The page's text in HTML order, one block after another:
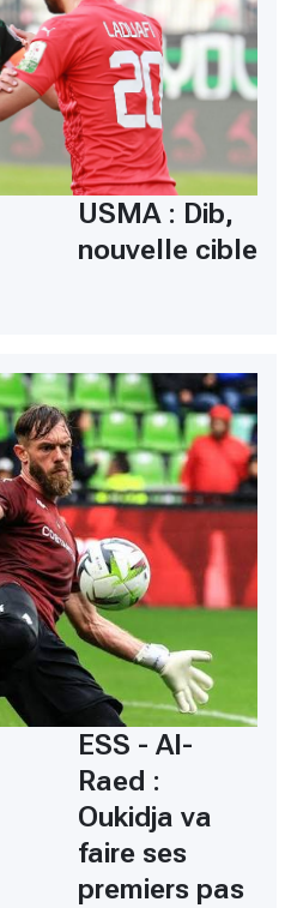
USMA : Dib,
nouvelle cible
ESS - Al-
Raed :
Oukidja va
faire ses
premiers pas